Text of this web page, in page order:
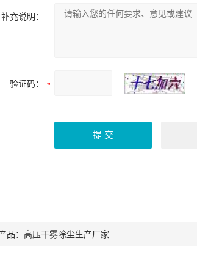
补充说明：
验证码：
品： 高压干雾除尘生产厂家